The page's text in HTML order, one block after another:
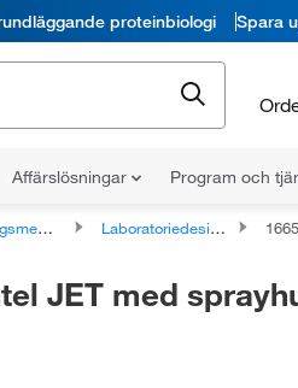
proteinbiologi Spara
Affärslösningar Program och
Laboratoriedesinfektionsmedel
JET med